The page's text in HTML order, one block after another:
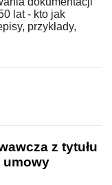
lat - kto jak
przykłady,
z tytułu
umowy